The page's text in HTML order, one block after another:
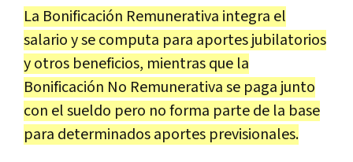
La Bonificación Remunerativa integra el
salario y se computa para aportes jubilatorios
y otros beneficios, mientras que la
Bonificación No Remunerativa se paga junto
con el sueldo pero no forma parte de la base
para determinados aportes previsionales.